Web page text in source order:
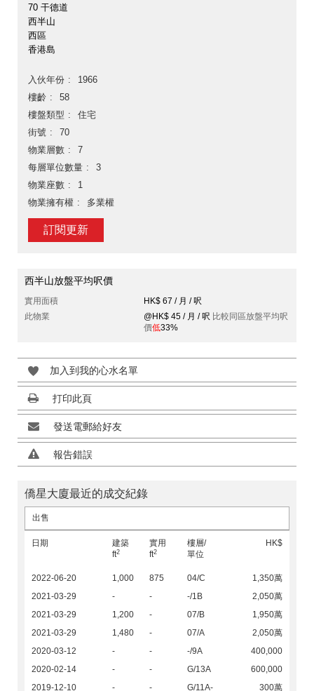
70 干德道
西半山
西區
香港島
入伙年份
1966
樓齡
58
樓盤類型
住宅
街號
70
物業層數
7
每層單位數量
3
物業座數
1
物業擁有權
多業權
訂閱更新
西半山放盤平均呎價
實用面積
HK$ 67 / 月 / 呎
此物業
@HK$ 45 / 月 / 呎 比較同區放盤平均呎
價低33%
加入到我的心水名單
打印此頁
發送電郵給好友
報告錯誤
僑星大廈最近的成交紀錄
出售
日期
建築
ft2
實用
ft2
樓層/
單位
HK$
2022-06-20 1,000 875 04/C
1,350萬
2021-03-29
- - -/1B
2,050萬
2021-03-29
1,200 - 07/B
1,950萬
2021-03-29
1,480 - 07/A
2,050萬
2020-03-12
- - -/9A
400,000
2020-02-14
- - G/13A
600,000
2019-12-10
- - G/11A- 300萬